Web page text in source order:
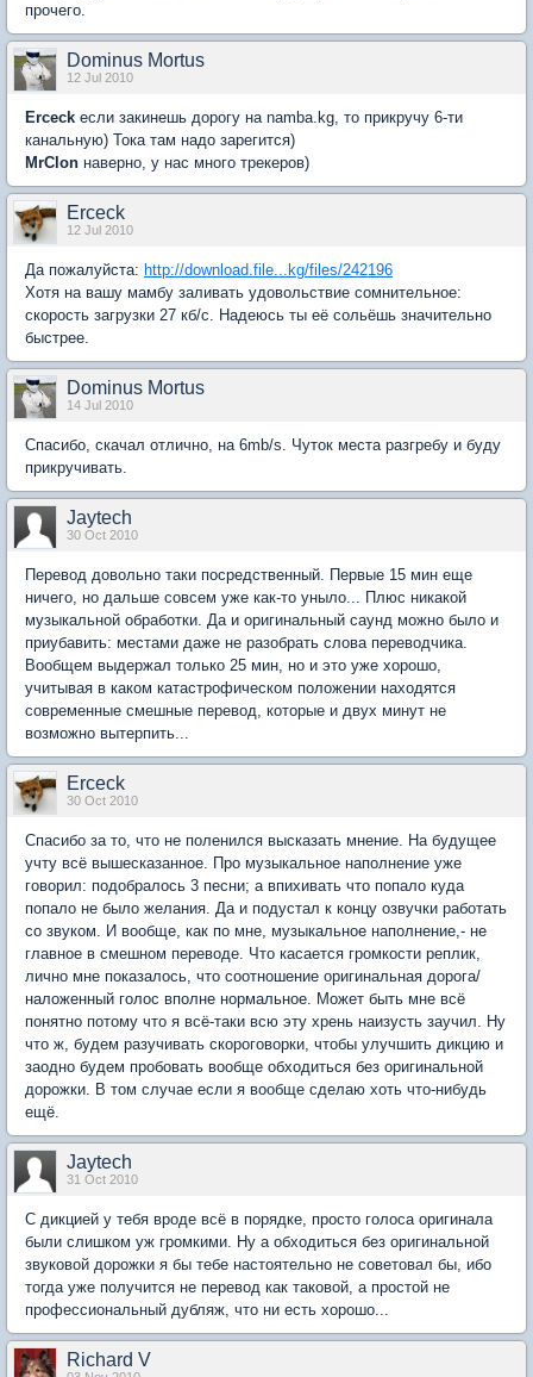
прочего.
Dominus Mortus
12 Jul 2010
Erceck если закинешь дорогу на namba.kg, то прикручу 6-ти
канальную) Тока там надо зарегится)
MrClon наверно, у нас много трекеров)
Erceck
12 Jul 2010
Да пожалуйста: http://download.file...kg/files/242196
Хотя на вашу мамбу заливать удовольствие сомнительное:
скорость загрузки 27 кб/с. Надеюсь ты её сольёшь значительно
быстрее.
Dominus Mortus
14 Jul 2010
Спасибо, скачал отлично, на 6mb/s. Чуток места разгребу и буду
прикручивать.
Jaytech
30 Oct 2010
Перевод довольно таки посредственный. Первые 15 мин еще
ничего, но дальше совсем уже как-то уныло... Плюс никакой
музыкальной обработки. Да и оригинальный саунд можно было и
приубавить: местами даже не разобрать слова переводчика.
Вообщем выдержал только 25 мин, но и это уже хорошо,
учитывая в каком катастрофическом положении находятся
современные смешные перевод, которые и двух минут не
возможно вытерпить...
Erceck
30 Oct 2010
Спасибо за то, что не поленился высказать мнение. На будущее
учту всё вышесказанное. Про музыкальное наполнение уже
говорил: подобралось 3 песни; а впихивать что попало куда
попало не было желания. Да и подустал к концу озвучки работать
со звуком. И вообще, как по мне, музыкальное наполнение,- не
главное в смешном переводе. Что касается громкости реплик,
лично мне показалось, что соотношение оригинальная дорога/
наложенный голос вполне нормальное. Может быть мне всё
понятно потому что я всё-таки всю эту хрень наизусть заучил. Ну
что ж, будем разучивать скороговорки, чтобы улучшить дикцию и
заодно будем пробовать вообще обходиться без оригинальной
дорожки. В том случае если я вообще сделаю хоть что-нибудь
ещё.
Jaytech
31 Oct 2010
С дикцией у тебя вроде всё в порядке, просто голоса оригинала
были слишком уж громкими. Ну а обходиться без оригинальной
звуковой дорожки я бы тебе настоятельно не советовал бы, ибо
тогда уже получится не перевод как таковой, а простой не
профессиональный дубляж, что ни есть хорошо...
Richard V